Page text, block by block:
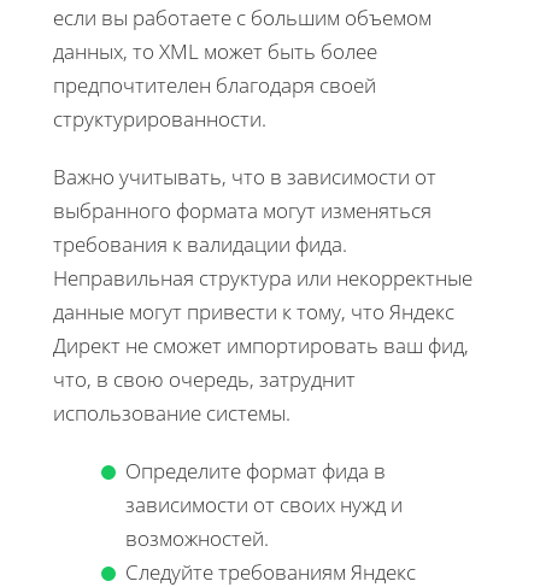
если вы работаете с большим объемом
данных, то XML может быть более
предпочтителен благодаря своей
структурированности.
Важно учитывать, что в зависимости от
выбранного формата могут изменяться
требования к валидации фида.
Неправильная структура или некорректные
данные могут привести к тому, что Яндекс
Директ не сможет импортировать ваш фид,
что, в свою очередь, затруднит
использование системы.
Определите формат фида в
зависимости от своих нужд и
возможностей.
Следуйте требованиям Яндекс